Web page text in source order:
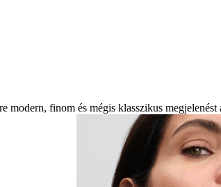
modern, finom és mégis klasszikus megjelenést